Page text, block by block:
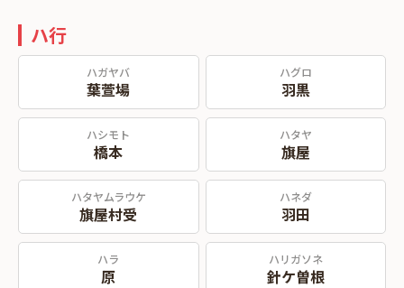
ハ行
ハガヤバ
葉萱場
ハグロ
羽黒
ハシモト
橋本
ハタヤ
旗屋
ハタヤムラウケ
旗屋村受
ハネダ
羽田
ハラ
原
ハリガソネ
針ケ曽根